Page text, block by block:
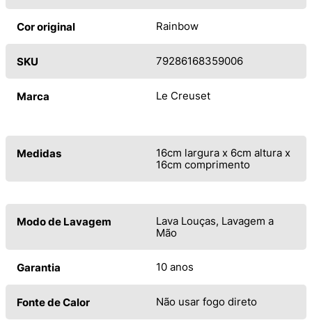
Cor original Rainbow
SKU 79286168359006
Marca Le Creuset
Medidas
16cm largura x 6cm altura x
16cm comprimento
Modo de Lavagem
Lava Louças, Lavagem a
Mão
Garantia 10 anos
Fonte de Calor Não usar fogo direto